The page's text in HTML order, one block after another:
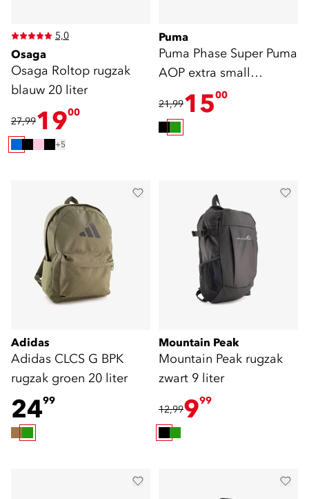
5,0
Osaga
Osaga Roltop rugzak
blauw 20 liter
27,991900
+5
Puma
Puma Phase Super Puma
AOP extra small
sporttas 17 liter
21,991500
Adidas
Adidas CLCS G BPK
rugzak groen 20 liter
2499
Mountain Peak
Mountain Peak rugzak
zwart 9 liter
12,99999